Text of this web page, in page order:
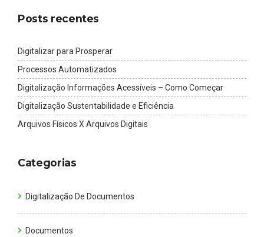
Posts recentes
Digitalizar para Prosperar
Processos Automatizados
Digitalização Informações Acessíveis – Como Começar
Digitalização Sustentabilidade e Eficiência
Arquivos Físicos X Arquivos Digitais
Categorias
Digitalização De Documentos
Documentos